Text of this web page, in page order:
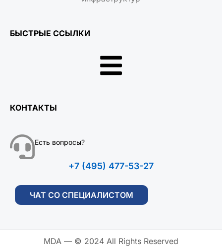
БЫСТРЫЕ ССЫЛКИ
КОНТАКТЫ
Есть вопросы?
+7 (495) 477-53-27
ЧАТ СО СПЕЦИАЛИСТОМ
MDA — © 2024 All Rights Reserved